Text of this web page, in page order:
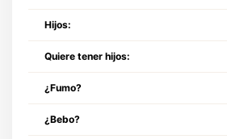
Hijos:
Quiere tener hijos:
¿Fumo?
¿Bebo?